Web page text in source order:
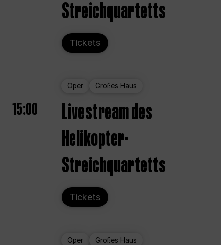
Streichquartetts
Tickets
Oper Großes Haus
15:00
Livestream des
Helikopter-
Streichquartetts
Tickets
Oper Großes Haus